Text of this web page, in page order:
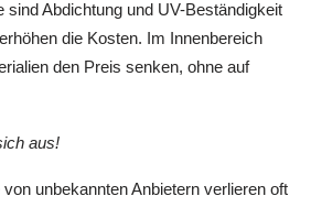
sind Abdichtung und UV-Beständigkeit
die Kosten. Im Innenbereich
den Preis senken, ohne auf
aus!
unbekannten Anbietern verlieren oft